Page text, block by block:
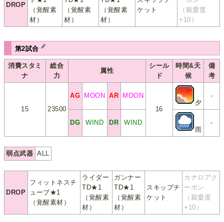
DROP
（覚醒素
材）
（覚醒素
材）
（覚醒素
材）
ケット
（親愛度
+10）
第2試合
消費スタミ
ナ
総合
力
属性
シール
ド
時間&天
候
備
考
15 23500
AG MOON AR MOON
16
夕
-
DG WIND DR
WIND
雨
-
弱点武器 ALL
DROP
フィットネスチ
ューブ★1
（覚醒素材）
ライダー
TD★1
（覚醒素
材）
ガンナー
TD★1
（覚醒素
材）
スキップチ
ケット
カナロアク
ーポン
（親愛度
+10）